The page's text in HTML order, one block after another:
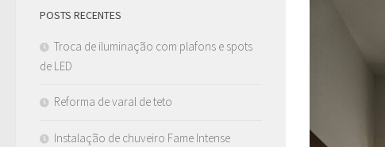
POSTS RECENTES
Troca de iluminação com plafons e spots
de LED
Reforma de varal de teto
Instalação de chuveiro Fame Intense